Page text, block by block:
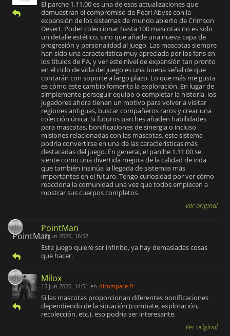
El parche 1.11.00 es una de esas actualizaciones que
demuestran el compromiso de Pearl Abyss con la
expansión de los sistemas de mundo abierto de Crimson
Desert. Poder coleccionar hasta 100 mascotas no es solo
un detalle estético, sino que añade una nueva capa de
progresión y personalidad al juego. Las mascotas siempre
han sido una característica muy apreciada por los fans en
los títulos de PA, y ver este nivel de expansión tan pronto
en el ciclo de vida del juego es una buena señal de que
contarán con soporte a largo plazo. Lo que más me gusta
es cómo este cambio fomenta la exploración. En lugar de
simplemente perseguir equipo o completar la historia, los
jugadores ahora tienen un motivo para volver a visitar
regiones antiguas, buscar compañeros raros y crear una
colección única. Si futuros parches añaden habilidades
para mascotas, bonificaciones de sinergia o incluso
misiones relacionadas con las mascotas, este sistema
podría convertirse en una de las características más
destacadas del juego. En general, el parche 1.11.00 se
siente como una divertida mejora de la calidad de vida
que también insinúa la llegada de sistemas más
importantes en el futuro. Tengo curiosidad por ver cómo
reacciona la comunidad una vez que todos empiecen a
mostrar sus cuerpos completos.
Ver original
PointMan
15 jun 2026, 16:52
Este juego quiere ser infinito, ya hay demasiadas cosas
que hacer.
Milox
15 jun 2026, 14:51 en dlcompare.fr
Si las mascotas proporcionan diferentes bonificaciones
dependiendo de la situación (combate, exploración,
recolección, etc.), eso podría ser interesante.
Ver original